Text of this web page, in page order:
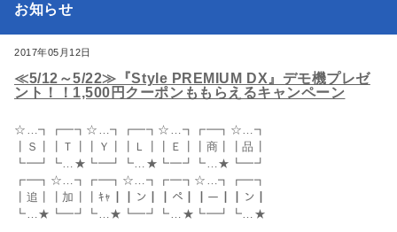
お知らせ
2017年05月12日
≪5/12～5/22≫『Style PREMIUM DX』デモ機プレゼ
ント！！1,500円クーポンももらえるキャンペーン
☆…┓┏━┓☆…┓┏━┓☆…┓┏━┓☆…┓
┃Ｓ┃┃Ｔ┃┃Ｙ┃┃Ｌ┃┃Ｅ┃┃商┃┃品┃
┗━┛┗…★┗━┛┗…★┗━┛┗…★┗━┛
┏━┓☆…┓┏━┓☆…┓┏━┓☆…┓┏━┓
┃追┃┃加┃┃ｷｬ┃┃ン┃┃ペ┃┃ー┃┃ン┃
┗…★┗━┛┗…★┗━┛┗…★┗━┛┗…★